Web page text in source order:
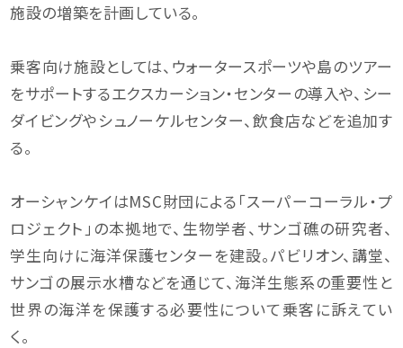
施設の増築を計画している。
乗客向け施設としては、ウォータースポーツや島のツアー
をサポートするエクスカーション・センターの導入や、シー
ダイビングやシュノーケルセンター、飲食店などを追加す
る。
オーシャンケイはMSC財団による「スーパーコーラル・プ
ロジェクト」の本拠地で、生物学者、サンゴ礁の研究者、
学生向けに海洋保護センターを建設。パビリオン、講堂、
サンゴの展示水槽などを通じて、海洋生態系の重要性と
世界の海洋を保護する必要性について乗客に訴えてい
く。